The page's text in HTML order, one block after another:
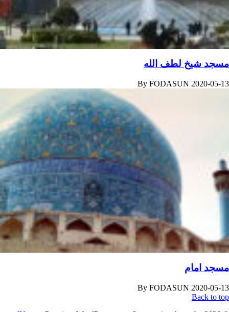
مسجد شیخ لطف الله
By FODASUN 2020-05-13
مسجد امام
By FODASUN 2020-05-13
Back to top